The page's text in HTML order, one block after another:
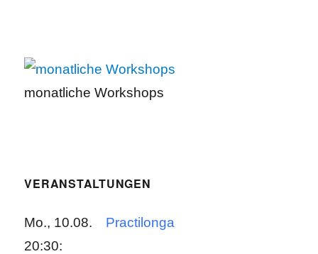
monatliche Workshops
VERANSTALTUNGEN
Mo., 10.08.
20:30:
Practilonga